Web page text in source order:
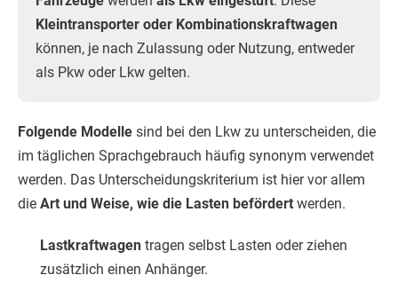
Kleintransporter oder Kombinationskraftwagen
können, je nach Zulassung oder Nutzung, entweder
als Pkw oder Lkw gelten.
Folgende Modelle sind bei den Lkw zu unterscheiden, die
im täglichen Sprachgebrauch häufig synonym verwendet
werden. Das Unterscheidungskriterium ist hier vor allem
die Art und Weise, wie die Lasten befördert werden.
Lastkraftwagen tragen selbst Lasten oder ziehen
zusätzlich einen Anhänger.